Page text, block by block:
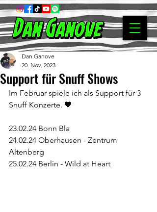
Support für Snuff Shows
Dan Ganove
20. Nov. 2023
Im Februar spiele ich als Support für 3
Snuff Konzerte. 🖤
23.02.24 Bonn Bla
24.02.24 Oberhausen - Zentrum
Altenberg
25.02.24 Berlin - Wild at Heart